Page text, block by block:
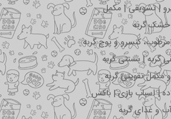
| تشویقی | مکمل
گربه
کنسرو و پوچ گربه
گربه | بستنی گربه
مکمل تقویتی گربه
| اسباب بازی | باکس
و غذای گربه